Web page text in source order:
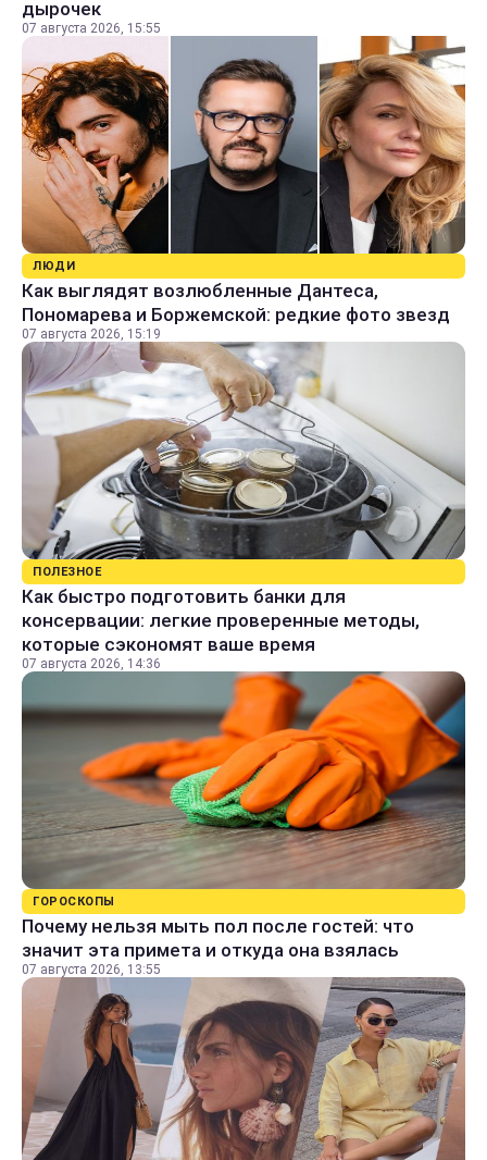
дырочек
07 августа 2026, 15:55
ЛЮДИ
Как выглядят возлюбленные Дантеса,
Пономарева и Боржемской: редкие фото звезд
07 августа 2026, 15:19
ПОЛЕЗНОЕ
Как быстро подготовить банки для
консервации: легкие проверенные методы,
которые сэкономят ваше время
07 августа 2026, 14:36
ГОРОСКОПЫ
Почему нельзя мыть пол после гостей: что
значит эта примета и откуда она взялась
07 августа 2026, 13:55